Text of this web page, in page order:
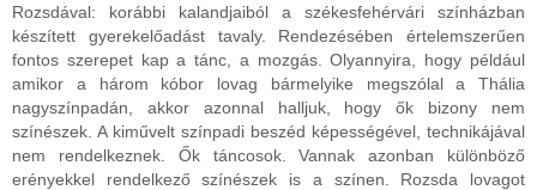
Rozsdával: korábbi kalandjaiból a székesfehérvári színházban
készített gyerekelőadást tavaly. Rendezésében értelemszerűen
fontos szerepet kap a tánc, a mozgás. Olyannyira, hogy például
amikor a három kóbor lovag bármelyike megszólal a Thália
nagyszínpadán, akkor azonnal halljuk, hogy ők bizony nem
színészek. A kiművelt színpadi beszéd képességével, technikájával
nem rendelkeznek. Ők táncosok. Vannak azonban különböző
erényekkel rendelkező színészek is a színen. Rozsda lovagot